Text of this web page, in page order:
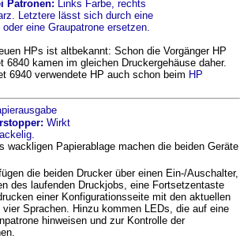
Patronen: Links Farbe, rechts
Letztere lässt sich durch eine
oder eine Graupatrone ersetzen.
HPs ist altbekannt: Schon die Vorgänger HP
6840 kamen im gleichen Druckergehäuse daher.
6940 verwendete HP auch schon beim HP
Wirkt
wackligen Papierablage machen die beiden Geräte
die beiden Drucker über einen Ein-/Auschalter,
des laufenden Druckjobs, eine Fortsetzentaste
einer Konfigurationsseite mit den aktuellen
vier Sprachen. Hinzu kommen LEDs, die auf eine
hinweisen und zur Kontrolle der